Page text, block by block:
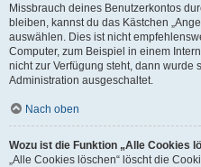
Missbrauch deines Benutzerkontos
bleiben, kannst du das Kästchen
auswählen. Dies ist nicht
Computer, zum Beispiel in einem
nicht zur Verfügung steht, dann wurde
Administration ausgeschaltet.
Nach oben
Wozu ist die Funktion „Alle Cookies
„Alle Cookies löschen“ löscht die